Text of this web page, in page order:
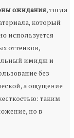
ожидания, тогда
который
используется
оттенков,
имидж и
без
а ощущение
таким
но в